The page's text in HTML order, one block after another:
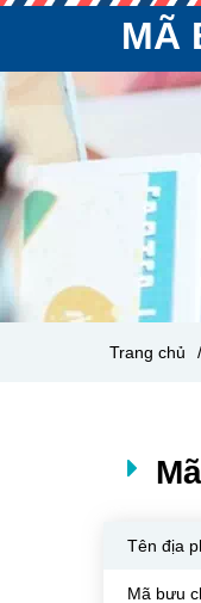
MÃ
Trang chủ
Tên địa
Mã bưu